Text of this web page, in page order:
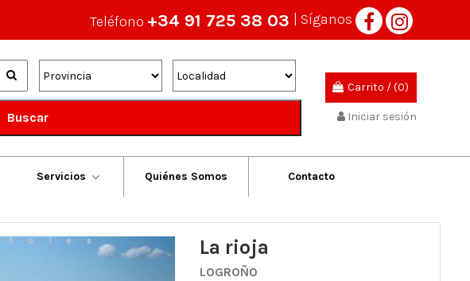
Teléfono +34 91 725 38 03 | Síganos
Buscar
Carrito /(0)
Iniciar sesión
Servicios Quiénes Somos Contacto
La rioja
LOGROÑO